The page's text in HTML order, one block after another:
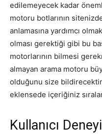
edilemeyecek kadar
motoru botlarının
anlamasına yardımcı
olması gerektiği gibi bu
motorlarının bilmesi
almayan arama motoru
olduğunu size
eklensede içeriğiniz
Kullanıcı